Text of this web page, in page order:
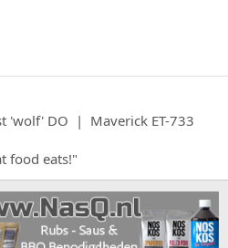
DO | Maverick ET-733
food eats!"